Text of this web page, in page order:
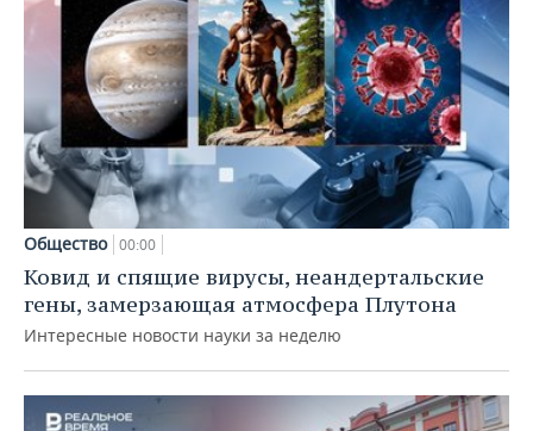
Общество 00:00
Ковид и спящие вирусы, неандертальские
гены, замерзающая атмосфера Плутона
Интересные новости науки за неделю